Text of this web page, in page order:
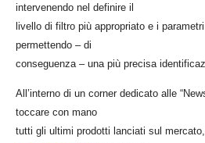
intervenendo nel definire il
livello di filtro più appropriato e i
permettendo – di
conseguenza – una più precisa
All’interno di un corner dedicato alle
toccare con mano
tutti gli ultimi prodotti lanciati sul